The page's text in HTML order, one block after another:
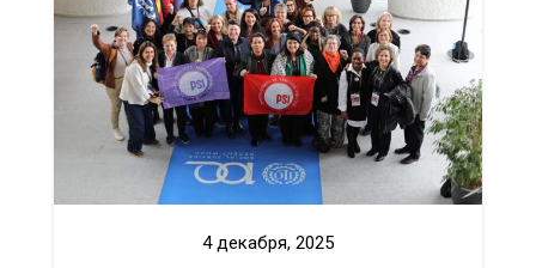
4 декабря, 2025